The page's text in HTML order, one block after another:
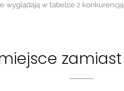
wyglądają w tabelce z konkurencją.
zamiast